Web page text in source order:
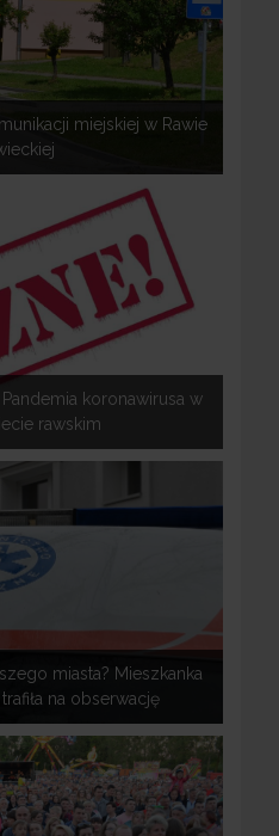
miejskiej w Rawie
Pandemia koronawirusa w
rawskim
miasta? Mieszkanka
na obserwację